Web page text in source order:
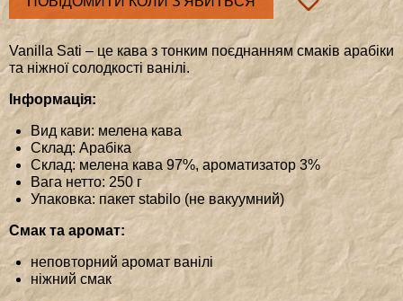
Vanilla Sati – це кава з тонким поєднанням смаків арабіки
та ніжної солодкості ванілі.
Інформація:
Вид кави: мелена кава
Склад: Арабіка
Склад: мелена кава 97%, ароматизатор 3%
Вага нетто: 250 г
Упаковка: пакет stabilo (не вакуумний)
Смак та аромат:
неповторний аромат ванілі
ніжний смак